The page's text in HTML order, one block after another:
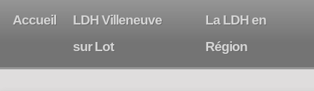
Accueil
LDH Villeneuve
sur Lot
La LDH en
Région